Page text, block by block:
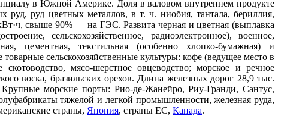
в Южной Америке. Доля в валовом внутреннем продукте
руд цветных металлов, в т. ч. ниобия, тантала, бериллия,
свыше 90% — на ГЭС. Развита черная и цветная (выплавка
сельскохозяйственное, радиоэлектронное), военное,
цементная, текстильная (особенно хлопко-бумажная) и
сельскохозяйственные культуры: кофе (ведущее место в
мясо-шерстное овцеводство; морское и речное
воска, бразильских орехов. Длина железных дорог 28,9 тыс.
морские порты: Рио-де-Жанейро, Риу-Гранди, Сантус,
тяжелой и легкой промышленности, железная руда,
страны, Япония, страны ЕС, Канада.